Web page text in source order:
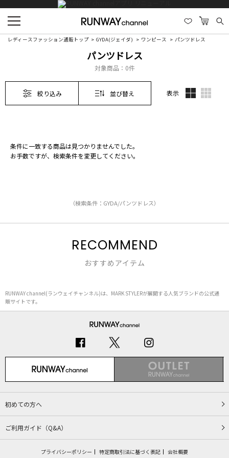
レディースファッション通販トップ GYDA(ジェイダ) ワンピース パンツドレス
パンツドレス
対象商品： 0件
絞り込み 並び替え 表示
条件に一致する商品は見つかりませんでした。
お手数ですが、検索条件を変更してください。
（検索条件：GYDA/パンツドレス）
RECOMMEND
おすすめアイテム
RUNWAY channel(ランウェイチャンネル)は、MARK STYLERが展開する人気ブランドの公式通
販サイトです。
初めての方へ
ご利用ガイド（Q&A）
プライバシーポリシー 特定商取引法に基づく表記 会社概要